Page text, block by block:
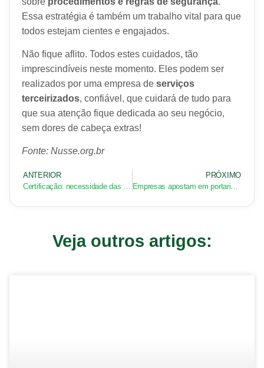
Essa estratégia é também um trabalho vital para que
todos estejam cientes e engajados.
Não fique aflito. Todos estes cuidados, tão
imprescindíveis neste momento. Eles podem ser
realizados por uma empresa de serviços
terceirizados, confiável, que cuidará de tudo para
que sua atenção fique dedicada ao seu negócio,
sem dores de cabeça extras!
Fonte: Nusse.org.br
ANTERIOR
PRÓXIMO
Veja outros artigos: